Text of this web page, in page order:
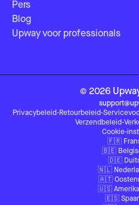
Pers
Blog
Upway voor professionals
© 2026
Privacybeleid-Retourbeleid-
Verzendbeleid-
Cookie-
🇫🇷
🇧🇪
🇩🇪
🇳🇱
🇦🇹
🇺🇸
🇪🇸